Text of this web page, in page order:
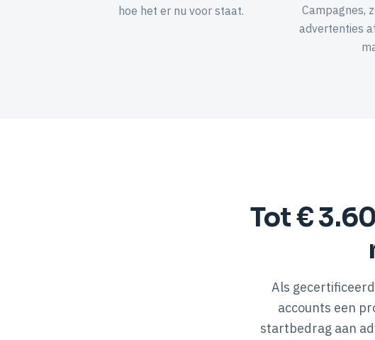
hoe het er nu voor staat.
Campagnes,
advertenties
Tot €
Als
accounts een
startbedrag aan